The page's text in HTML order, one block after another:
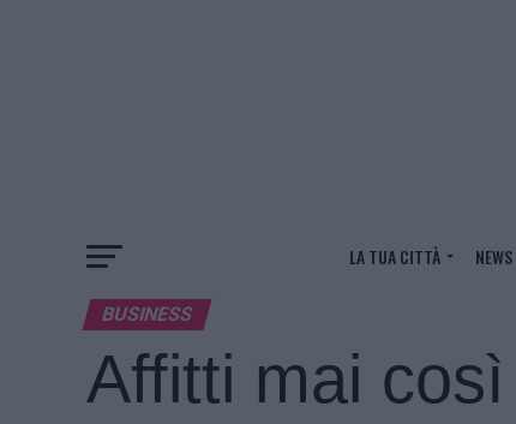
LA TUA CITTÀ NEWS
BUSINESS
Affitti mai